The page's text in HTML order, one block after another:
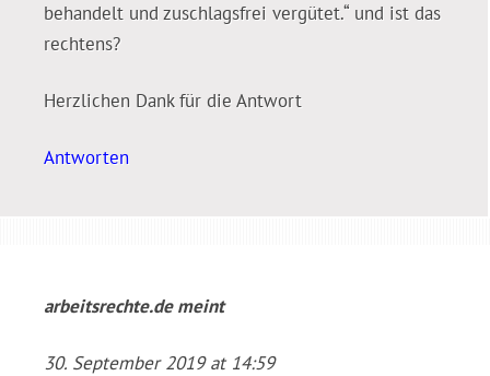
behandelt und zuschlagsfrei vergütet.“ und ist das
rechtens?
Herzlichen Dank für die Antwort
Antworten
arbeitsrechte.demeint
30. September 2019 at 14:59